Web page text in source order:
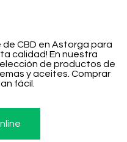
de CBD en Astorga para
calidad! En nuestra
de productos de
y aceites. Comprar
fácil.